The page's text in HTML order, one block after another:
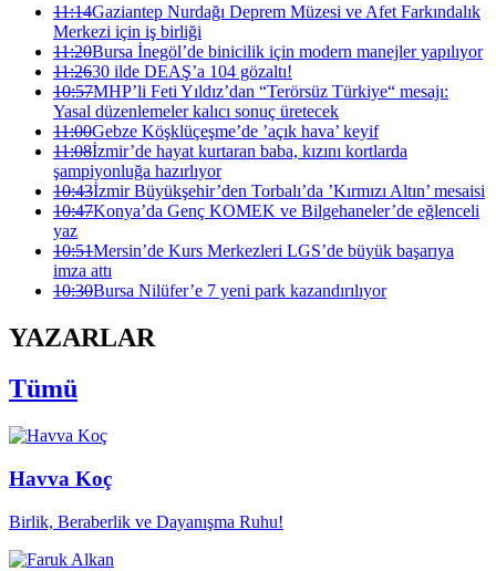
11:14Gaziantep Nurdağı Deprem Müzesi ve Afet Farkındalık
Merkezi için iş birliği
11:20Bursa İnegöl’de binicilik için modern manejler yapılıyor
11:2630 ilde DEAŞ’a 104 gözaltı!
10:57MHP’li Feti Yıldız’dan “Terörsüz Türkiye“ mesajı:
Yasal düzenlemeler kalıcı sonuç üretecek
11:00Gebze Köşklüçeşme’de ’açık hava’ keyif
11:08İzmir’de hayat kurtaran baba, kızını kortlarda
şampiyonluğa hazırlıyor
10:43İzmir Büyükşehir’den Torbalı’da ’Kırmızı Altın’ mesaisi
10:47Konya’da Genç KOMEK ve Bilgehaneler’de eğlenceli
yaz
10:51Mersin’de Kurs Merkezleri LGS’de büyük başarıya
imza attı
10:30Bursa Nilüfer’e 7 yeni park kazandırılıyor
YAZARLAR
Tümü
Havva Koç
Birlik, Beraberlik ve Dayanışma Ruhu!